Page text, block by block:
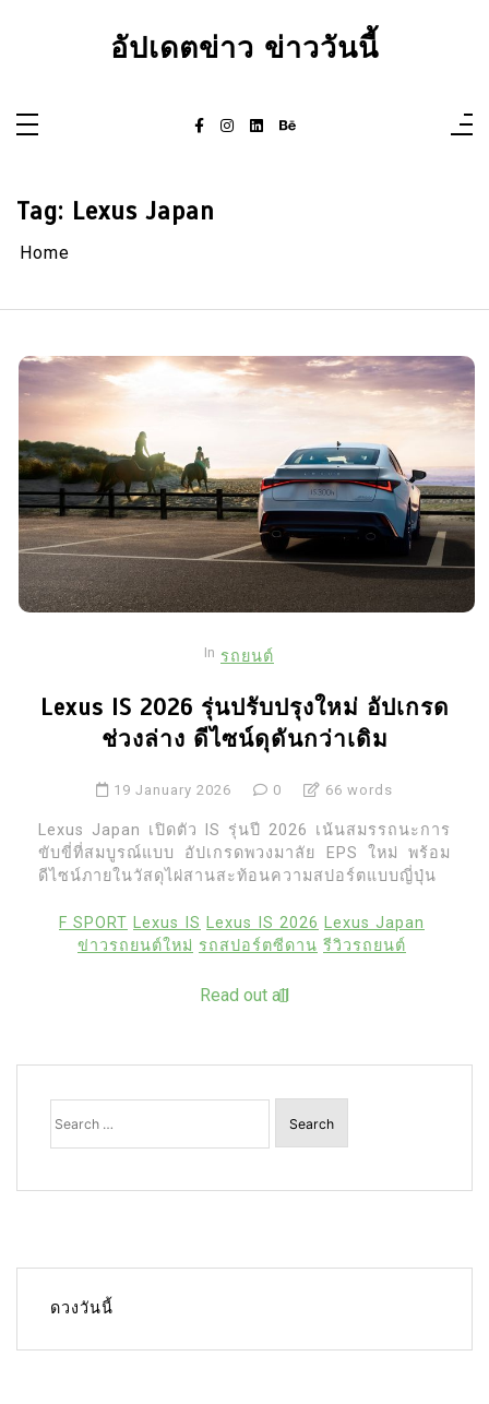
อัปเดตข่าว ข่าววันนี้
Tag: Lexus Japan
Home
In รถยนต์
Lexus IS 2026 รุ่นปรับปรุงใหม่ อัปเกรด
ช่วงล่าง ดีไซน์ดุดันกว่าเดิม
19 January 2026 0 66 words
Lexus Japan เปิดตัว IS รุ่นปี 2026 เน้นสมรรถนะการ
ขับขี่ที่สมบูรณ์แบบ อัปเกรดพวงมาลัย EPS ใหม่ พร้อม
ดีไซน์ภายในวัสดุไผ่สานสะท้อนความสปอร์ตแบบญี่ปุ่น
F SPORT Lexus IS Lexus IS 2026 Lexus Japan
ข่าวรถยนต์ใหม่ รถสปอร์ตซีดาน รีวิวรถยนต์
Read out all
Search
for:
ดวงวันนี้